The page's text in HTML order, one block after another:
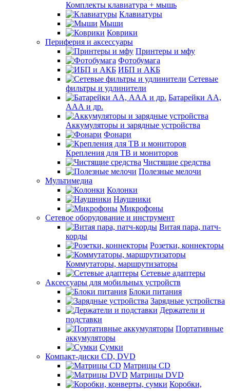
Комплекты клавиатура + мышь
Клавиатуры
Мыши
Коврики
Периферия и аксессуары
Принтеры и мфу
Фотобумага
ИБП и АКБ
Сетевые
фильтры и удлинители
Батарейки АА,
ААА и др.
Аккумуляторы и зарядные устройства
Фонари
Крепления для ТВ и мониторов
Чистящие средства
Полезные мелочи
Мультимедиа
Колонки
Наушники
Микрофоны
Сетевое оборудование и инструмент
Витая пара, патч-
корды
Розетки, коннекторы
Коммутаторы, маршрутизаторы
Сетевые адаптеры
Аксессуары для мобильных устройств
Блоки питания
Зарядные устройства
Держатели и
подставки
Портативные
аккумуляторы
Сумки
Компакт-диски CD, DVD
Матрицы CD
Матрицы DVD
Коробки,